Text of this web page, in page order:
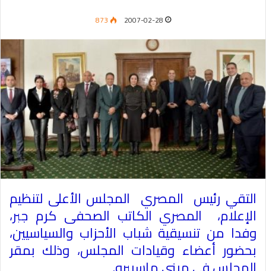
2007-02-28
873
التقي رئيس المصري المجلس الأعلى لتنظيم
الإعلام، المصري الكاتب الصحفى كرم جبر،
وفدا من تنسيقية شباب الأحزاب والسياسيين،
بحضور أعضاء وقيادات المجلس، وذلك بمقر